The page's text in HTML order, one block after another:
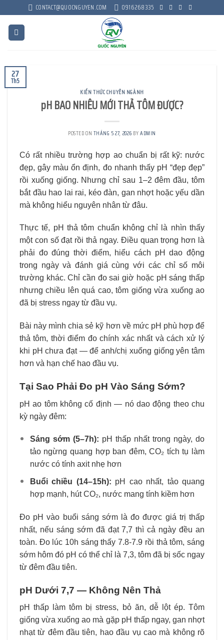
to
content
CONTACT@QUOCNGUYEN.COM 0916268335
27
Th5
KIẾN THỨC CHUYÊN NGÀNH
pH BAO NHIÊU MỚI THẢ TÔM ĐƯỢC?
POSTED ON THÁNG 5 27, 2026 BYADMIN
Có rất nhiều trường hợp ao chuẩn bị rất kỹ: nước
đẹp, gây màu ổn định, đo nhanh thấy pH “đẹp đẹp”
rồi xuống giống. Nhưng chỉ sau 1–2 đêm đầu, tôm
bắt đầu hao lai rai, kéo đàn, gan nhợt hoặc yếu dần
mà không hiểu nguyên nhân từ đâu.
Thực tế, pH thả tôm chuẩn không chỉ là nhìn thấy
một con số đạt rồi thả ngay. Điều quan trọng hơn là
phải đo đúng thời điểm, hiểu cách pH dao động
trong ngày và đánh giá cùng với các chỉ số môi
trường khác. Chỉ cần đo sai giờ hoặc pH sáng thấp
nhưng chiều lên quá cao, tôm giống vừa xuống ao
đã bị stress ngay từ đầu vụ.
Bài này mình chia sẻ kỹ hơn về mức pH phù hợp để
thả tôm, thời điểm đo chính xác nhất và cách xử lý
khi pH chưa đạt — để anh/chị xuống giống yên tâm
hơn và hạn chế hao đầu vụ.
Tại Sao Phải Đo pH Vào Sáng Sớm?
pH ao tôm không cố định — nó dao động theo chu
kỳ ngày đêm:
Sáng sớm (5–7h): pH thấp nhất trong ngày, do
tảo ngừng quang hợp ban đêm, CO₂ tích tụ làm
nước có tính axit nhẹ hơn
Buổi chiều (14–15h): pH cao nhất, tảo quang
hợp mạnh, hút CO₂, nước mang tính kiềm hơn
Đo pH vào buổi sáng sớm là đo được giá trị thấp
nhất, nếu sáng sớm đã đạt 7,7 thì cả ngày đều an
toàn. Đo lúc 10h sáng thấy 7.8-7.9 rồi thả tôm, sáng
sớm hôm đó pH có thể chỉ là 7,3, tôm đã bị sốc ngay
từ đêm đầu tiên.
pH Dưới 7,7 — Không Nên Thả
pH thấp làm tôm bị stress, bỏ ăn, dễ lột ép. Tôm
giống vừa xuống ao mà gặp pH thấp ngay, gan nhợt
nhạt từ đêm đầu tiên, hao đầu vụ cao mà không rõ